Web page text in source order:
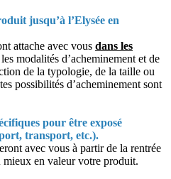
jusqu’à l’Elysée en
attache avec vous dans les
modalités d’acheminement et de
de la typologie, de la taille ou
possibilités d’acheminement sont
pour être exposé
transport, etc.).
avec vous à partir de la rentrée
mieux en valeur votre produit.